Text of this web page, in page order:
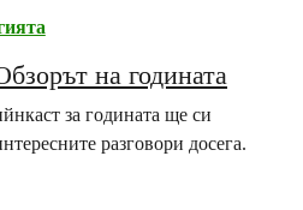
на годината
за годината ще си
разговори досега.